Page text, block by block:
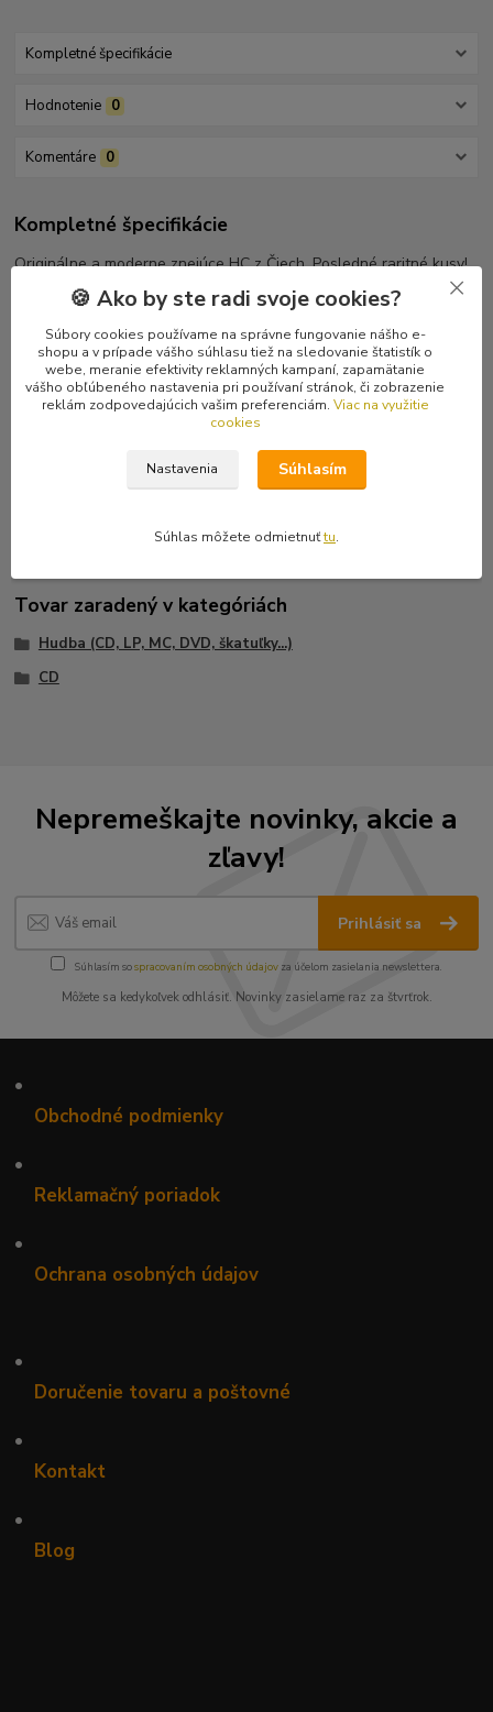
Kompletné špecifikácie
Hodnotenie 0
Komentáre 0
Kompletné špecifikácie
Originálne a moderne znejúce HC z Čiech. Posledné raritné kusy!
Tracklist
1 I Like Wearing Yellow 3:52
2 Number 3:46
3 Devoted To You 4:15
4 Into The Mouth 7:09
5 Wars Shall Be Waged By Women 6:23
7 Spit Under Your Feet 5:56
Tovar zaradený v kategóriách
Hudba (CD, LP, MC, DVD, škatuľky...)
CD
Nepremeškajte novinky, akcie a
zľavy!
Prihlásiť sa
Súhlasím sospracovaním osobných údajov za účelom zasielania newslettera.
Môžete sa kedykoľvek odhlásiť. Novinky zasielame raz za štvrťrok.
•
Obchodné podmienky
•
Reklamačný poriadok
•
Ochrana osobných údajov
•
Doručenie tovaru a poštovné
•
Kontakt
•
Blog
🍪 Ako by ste radi svoje cookies?
Súbory cookies používame na správne fungovanie nášho e-
shopu a v prípade vášho súhlasu tiež na sledovanie štatistík o
webe, meranie efektivity reklamných kampaní, zapamätanie
vášho obľúbeného nastavenia pri používaní stránok, či zobrazenie
reklám zodpovedajúcich vašim preferenciám. Viac na využitie
cookies
Nastavenia Súhlasím
Súhlas môžete odmietnuťtu.